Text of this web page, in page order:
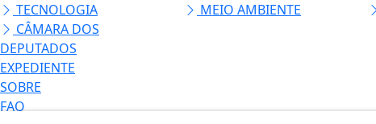
TECNOLOGIA
MEIO AMBIENTE
CÂMARA DOS
DEPUTADOS
EXPEDIENTE
SOBRE
FAQ